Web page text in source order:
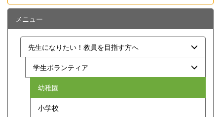
メニュー
先生になりたい！教員を目指す方へ
学生ボランティア
幼稚園
小学校